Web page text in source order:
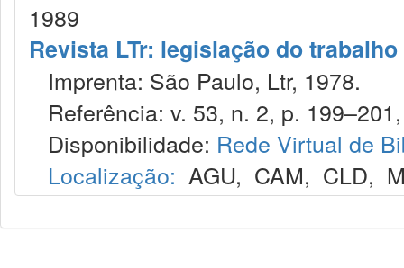
1989
Revista LTr: legislação do trabalho
Imprenta: São Paulo, Ltr, 1978.
Referência: v. 53, n. 2, p.
Disponibilidade: Rede Virtual de
Localização: AGU, CAM, CLD,